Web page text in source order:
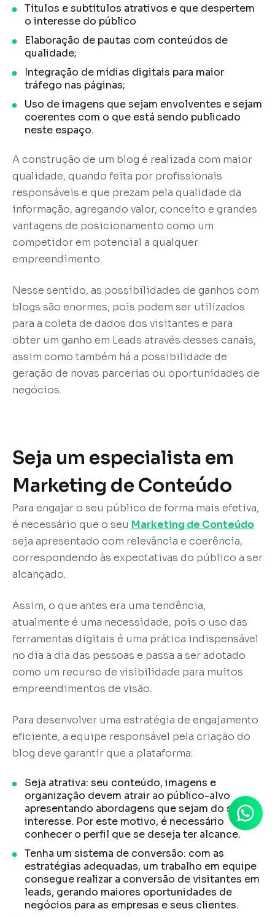
Títulos e subtítulos atrativos e que despertem
o interesse do público
Elaboração de pautas com conteúdos de
qualidade;
Integração de mídias digitais para maior
tráfego nas páginas;
Uso de imagens que sejam envolventes e sejam
coerentes com o que está sendo publicado
neste espaço.
A construção de um blog é realizada com maior
qualidade, quando feita por profissionais
responsáveis e que prezam pela qualidade da
informação, agregando valor, conceito e grandes
vantagens de posicionamento como um
competidor em potencial a qualquer
empreendimento.
Nesse sentido, as possibilidades de ganhos com
blogs são enormes, pois podem ser utilizados
para a coleta de dados dos visitantes e para
obter um ganho em Leads através desses canais,
assim como também há a possibilidade de
geração de novas parcerias ou oportunidades de
negócios.
Seja um especialista em
Marketing de Conteúdo
Para engajar o seu público de forma mais efetiva,
é necessário que o seu Marketing de Conteúdo
seja apresentado com relevância e coerência,
correspondendo às expectativas do público a ser
alcançado.
Assim, o que antes era uma tendência,
atualmente é uma necessidade, pois o uso das
ferramentas digitais é uma prática indispensável
no dia a dia das pessoas e passa a ser adotado
como um recurso de visibilidade para muitos
empreendimentos de visão.
Para desenvolver uma estratégia de engajamento
eficiente, a equipe responsável pela criação do
blog deve garantir que a plataforma:
Seja atrativa: seu conteúdo, imagens e
organização devem atrair ao público-alvo
apresentando abordagens que sejam do seu
interesse. Por este motivo, é necessário
conhecer o perfil que se deseja ter alcance.
Tenha um sistema de conversão: com as
estratégias adequadas, um trabalho em equipe
consegue realizar a conversão de visitantes em
leads, gerando maiores oportunidades de
negócios para as empresas e seus clientes.